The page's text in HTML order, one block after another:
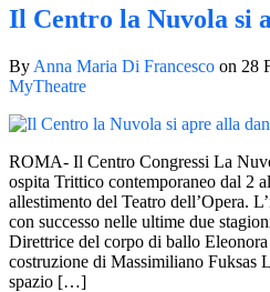
Il Centro la Nuvola si
By Anna Maria Di Francesco on 28
MyTheatre
ROMA- Il Centro Congressi La
ospita Trittico contemporaneo dal 2
allestimento del Teatro dell’Opera.
con successo nelle ultime due
Direttrice del corpo di ballo
costruzione di Massimiliano Fuksas
spazio […]